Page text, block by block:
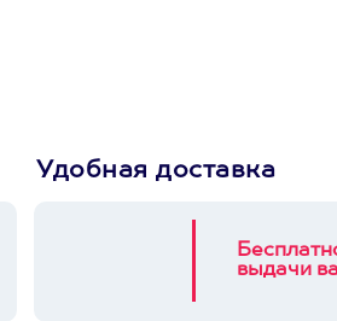
Удобная доставка
выдачи